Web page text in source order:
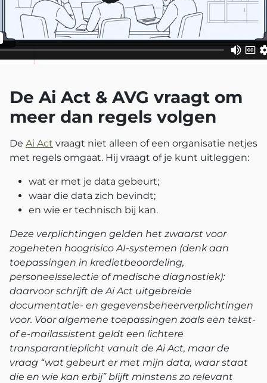
De Ai Act & AVG vraagt om
meer dan regels volgen
De Ai Act vraagt niet alleen of een organisatie netjes
met regels omgaat. Hij vraagt of je kunt uitleggen:
wat er met je data gebeurt;
waar die data zich bevindt;
en wie er technisch bij kan.
Deze verplichtingen gelden het zwaarst voor
zogeheten hoogrisico AI-systemen (denk aan
toepassingen in kredietbeoordeling,
personeelsselectie of medische diagnostiek):
daarvoor schrijft de Ai Act uitgebreide
documentatie- en gegevensbeheerverplichtingen
voor. Voor algemene toepassingen zoals een tekst-
of e-mailassistent geldt een lichtere
transparantieplicht vanuit de Ai Act, maar de
vraag “wat gebeurt er met mijn data, waar staat
die en wie kan erbij” blijft minstens zo relevant